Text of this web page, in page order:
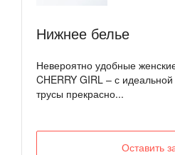
Нижнее белье
Невероятно удобные
CHERRY GIRL – с
трусы прекрасно...
Оставить